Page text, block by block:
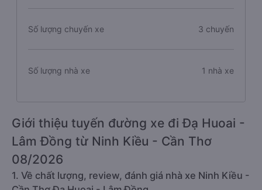
Số lượng chuyến xe 3 chuyến
Số lượng nhà xe 1 nhà xe
Giới thiệu tuyến đường xe đi Đạ Huoai -
Lâm Đồng từ Ninh Kiều - Cần Thơ
08/2026
1. Về chất lượng, review, đánh giá nhà xe Ninh Kiều -